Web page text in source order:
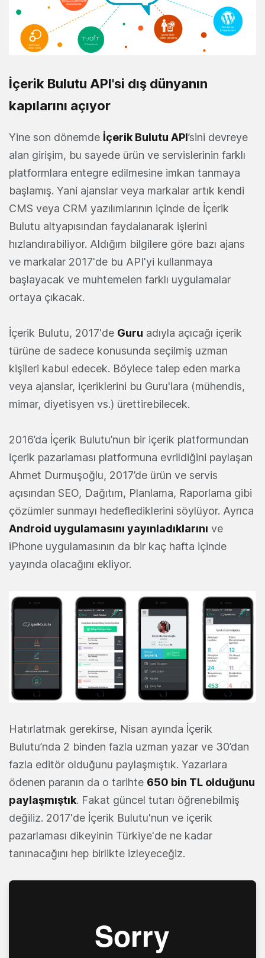
İçerik Bulutu API'si dış dünyanın
kapılarını açıyor
Yine son dönemde İçerik Bulutu API’sini devreye
alan girişim, bu sayede ürün ve servislerinin farklı
platformlara entegre edilmesine imkan tanmaya
başlamış. Yani ajanslar veya markalar artık kendi
CMS veya CRM yazılımlarının içinde de İçerik
Bulutu altyapısından faydalanarak işlerini
hızlandırabiliyor. Aldığım bilgilere göre bazı ajans
ve markalar 2017'de bu API'yi kullanmaya
başlayacak ve muhtemelen farklı uygulamalar
ortaya çıkacak.
İçerik Bulutu, 2017'de Guru adıyla açıcağı içerik
türüne de sadece konusunda seçilmiş uzman
kişileri kabul edecek. Böylece talep eden marka
veya ajanslar, içeriklerini bu Guru'lara (mühendis,
mimar, diyetisyen vs.) ürettirebilecek.
2016’da İçerik Bulutu’nun bir içerik platformundan
içerik pazarlaması platformuna evrildiğini paylaşan
Ahmet Durmuşoğlu, 2017’de ürün ve servis
açısından SEO, Dağıtım, Planlama, Raporlama gibi
çözümler sunmayı hedeflediklerini söylüyor. Ayrıca
Android uygulamasını yayınladıklarını ve
iPhone uygulamasının da bir kaç hafta içinde
yayında olacağını ekliyor.
Hatırlatmak gerekirse, Nisan ayında İçerik
Bulutu’nda 2 binden fazla uzman yazar ve 30’dan
fazla editör olduğunu paylaşmıştık. Yazarlara
ödenen paranın da o tarihte 650 bin TL olduğunu
paylaşmıştık. Fakat güncel tutarı öğrenebilmiş
değiliz. 2017'de İçerik Bulutu'nun ve içerik
pazarlaması dikeyinin Türkiye'de ne kadar
tanınacağını hep birlikte izleyeceğiz.